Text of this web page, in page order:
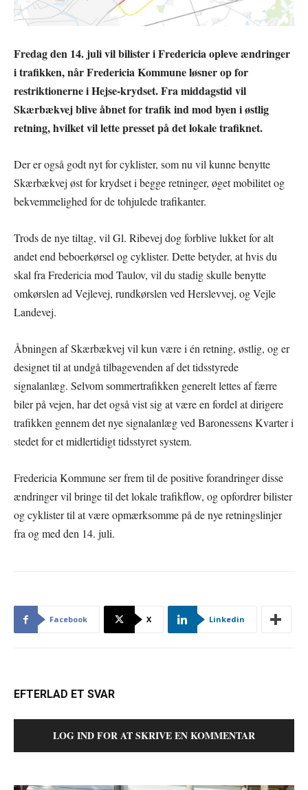
Fredag den 14. juli vil bilister i Fredericia opleve ændringer
i trafikken, når Fredericia Kommune løsner op for
restriktionerne i Hejse-krydset. Fra middagstid vil
Skærbækvej blive åbnet for trafik ind mod byen i østlig
retning, hvilket vil lette presset på det lokale trafiknet.
Der er også godt nyt for cyklister, som nu vil kunne benytte
Skærbækvej øst for krydset i begge retninger, øget mobilitet og
bekvemmelighed for de tohjulede trafikanter.
Trods de nye tiltag, vil Gl. Ribevej dog forblive lukket for alt
andet end beboerkørsel og cyklister. Dette betyder, at hvis du
skal fra Fredericia mod Taulov, vil du stadig skulle benytte
omkørslen ad Vejlevej, rundkørslen ved Herslevvej, og Vejle
Landevej.
Åbningen af Skærbækvej vil kun være i én retning, østlig, og er
designet til at undgå tilbagevenden af det tidsstyrede
signalanlæg. Selvom sommertrafikken generelt lettes af færre
biler på vejen, har det også vist sig at være en fordel at dirigere
trafikken gennem det nye signalanlæg ved Baronessens Kvarter i
stedet for et midlertidigt tidsstyret system.
Fredericia Kommune ser frem til de positive forandringer disse
ændringer vil bringe til det lokale trafikflow, og opfordrer bilister
og cyklister til at være opmærksomme på de nye retningslinjer
fra og med den 14. juli.
Facebook X Linkedin
EFTERLAD ET SVAR
LOG IND FOR AT SKRIVE EN KOMMENTAR